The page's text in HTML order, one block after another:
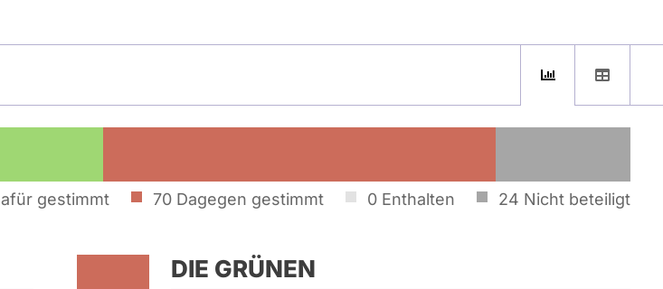
gestimmt 70 Dagegen gestimmt 0 Enthalten 24 Nicht beteiligt
DIE GRÜNEN